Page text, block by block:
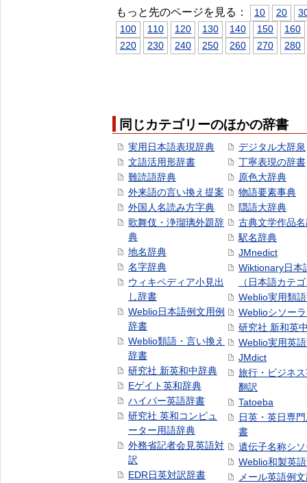
もっと先のページを見る： 10 20
100
110 120 130 140 150
160
220
230 240 250 260 270 280
同じカテゴリーのほかの辞書
実用日本語表現辞典
文語活用形辞書
難読語辞典
外来語の言い換え提案
外国人名読み方字典
歌舞伎・浄瑠璃外題辞
典
地名辞典
名字辞典
ウィキペディア小見出
し辞書
Weblio日本語例文用例
辞書
Weblio類語・言い換え
辞書
研究社 新英和中辞典
Eゲイト英和辞典
ハイパー英語辞書
研究社 英和コンピュ
ーター用語辞典
外務省記者会見英語対
訳
EDR日英対訳辞書
デジタル大辞泉
丁寧表現の辞書
原色大辞典
物語要素事典
隠語大辞典
古典文学作品
駅名辞典
JMnedict
Wiktionary日本
（日本語カテ
Weblio実用類
Weblioシソー
研究社 新和英
Weblio実用英
JMdict
旅行・ビジネ
翻訳
Tatoeba
日英・英日専
書
遺伝子名称シ
Weblio和製英
メール英語例